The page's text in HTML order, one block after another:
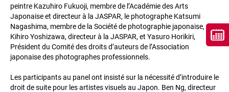
peintre Kazuhiro Fukuoji, membre de l’Académie des Arts
Japonaise et directeur à la JASPAR, le photographe Katsumi
Nagashima, membre de la Société de photographie japonaise,
Kihiro Yoshizawa, directeur à la JASPAR, et Yasuro Horikiri,
Président du Comité des droits d’auteurs de l’Association
japonaise des photographes professionnels.
Les participants au panel ont insisté sur la nécessité d’introduire le
droit de suite pour les artistes visuels au Japon. Ben Ng, directeur